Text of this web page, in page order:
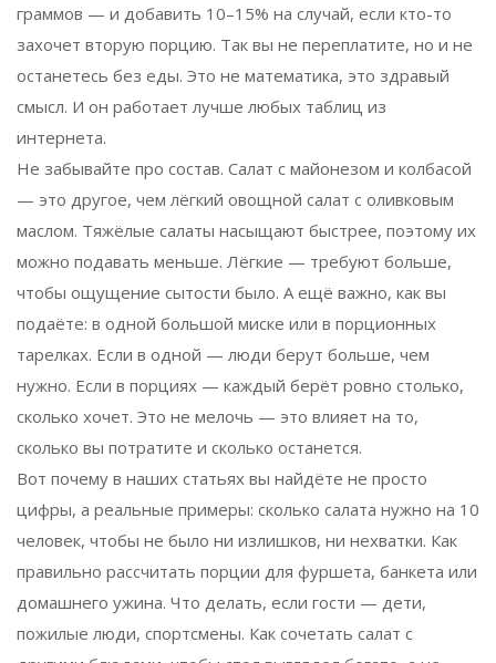
граммов — и добавить 10–15% на случай, если кто-то
захочет вторую порцию. Так вы не переплатите, но и не
останетесь без еды. Это не математика, это здравый
смысл. И он работает лучше любых таблиц из
интернета.
Не забывайте про состав. Салат с майонезом и колбасой
— это другое, чем лёгкий овощной салат с оливковым
маслом. Тяжёлые салаты насыщают быстрее, поэтому их
можно подавать меньше. Лёгкие — требуют больше,
чтобы ощущение сытости было. А ещё важно, как вы
подаёте: в одной большой миске или в порционных
тарелках. Если в одной — люди берут больше, чем
нужно. Если в порциях — каждый берёт ровно столько,
сколько хочет. Это не мелочь — это влияет на то,
сколько вы потратите и сколько останется.
Вот почему в наших статьях вы найдёте не просто
цифры, а реальные примеры: сколько салата нужно на 10
человек, чтобы не было ни излишков, ни нехватки. Как
правильно рассчитать порции для фуршета, банкета или
домашнего ужина. Что делать, если гости — дети,
пожилые люди, спортсмены. Как сочетать салат с